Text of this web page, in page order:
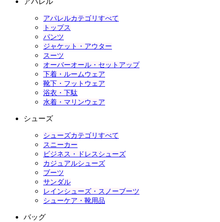
アパレルカテゴリすべて
トップス
パンツ
ジャケット・アウター
スーツ
オーバーオール・セットアップ
下着・ルームウェア
靴下・フットウェア
浴衣・下駄
水着・マリンウェア
シューズ
シューズカテゴリすべて
スニーカー
ビジネス・ドレスシューズ
カジュアルシューズ
ブーツ
サンダル
レインシューズ・スノーブーツ
シューケア・靴用品
バッグ